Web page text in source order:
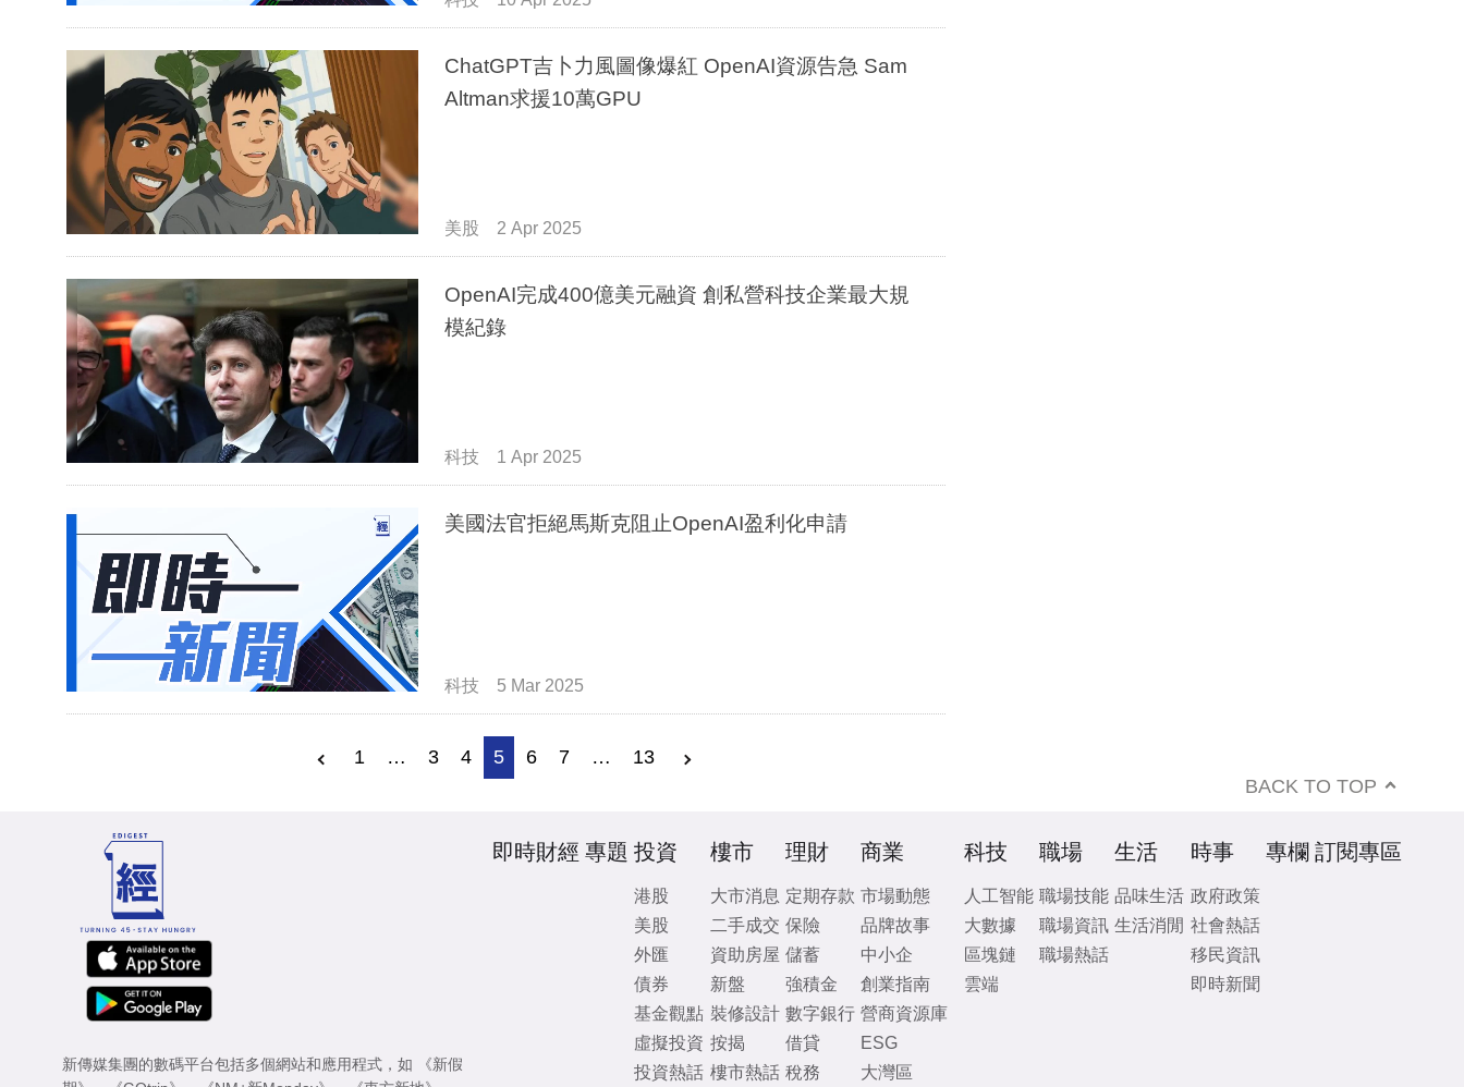
ChatGPT吉卜力風圖像爆紅 OpenAI資源告急 Sam
Altman求援10萬GPU
美股 2 Apr 2025
OpenAI完成400億美元融資 創私營科技企業最大規
模紀錄
科技 1 Apr 2025
美國法官拒絕馬斯克阻止OpenAI盈利化申請
科技 5 Mar 2025
1 … 3 4 5 6 7 … 13
BACK TO TOP
新傳媒集團的數碼平台包括多個網站和應用程式，如
《新假
即時財經 專題 投資
港股
美股
外匯
債券
基金觀點
虛擬投資
投資熱話
樓市
大市消息
二手成交
資助房屋
新盤
裝修設計
按揭
樓市熱話
理財
定期存款
保險
儲蓄
強積金
數字銀行
借貸
稅務
商業
市場動態
品牌故事
中小企
創業指南
營商資源庫
ESG
大灣區
科技
人工智能
大數據
區塊鏈
雲端
職場
職場技能
職場資訊
職場熱話
生活
品味生活
生活消閒
時事
政府政策
社會熱話
移民資訊
即時新聞
專欄 訂閱專區